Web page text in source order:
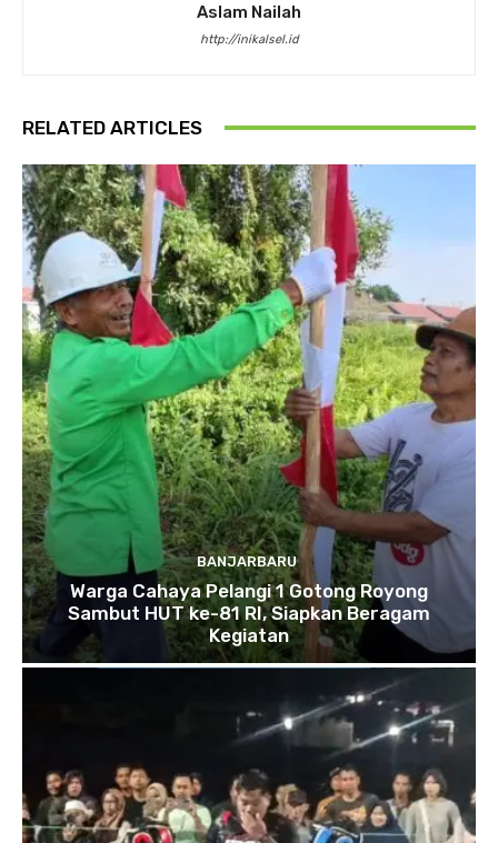
Aslam Nailah
http://inikalsel.id
RELATED ARTICLES
BANJARBARU
Warga Cahaya Pelangi 1 Gotong Royong
Sambut HUT ke-81 RI, Siapkan Beragam
Kegiatan